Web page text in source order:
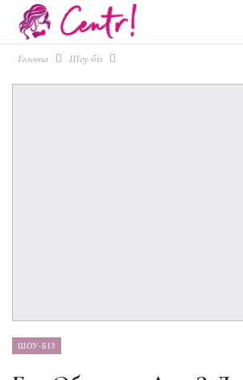
Головна Шоу-біз
ШОУ-БІЗ